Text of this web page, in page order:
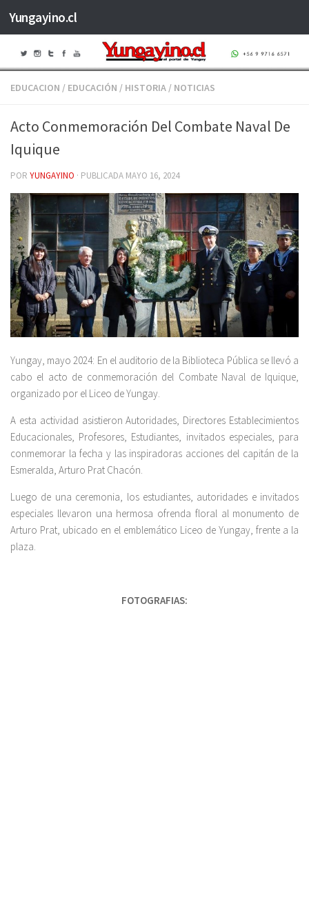
Saltar al contenido
Yungayino.cl
EDUCACION / EDUCACIÓN / HISTORIA / NOTICIAS
Acto Conmemoración Del Combate Naval De
Iquique
POR YUNGAYINO · PUBLICADA MAYO 16, 2024
Yungay, mayo 2024: En el auditorio de la Biblioteca Pública se llevó a
cabo el acto de conmemoración del Combate Naval de Iquique,
organizado por el Liceo de Yungay.
A esta actividad asistieron Autoridades, Directores Establecimientos
Educacionales, Profesores, Estudiantes, invitados especiales, para
conmemorar la fecha y las inspiradoras acciones del capitán de la
Esmeralda, Arturo Prat Chacón.
Luego de una ceremonia, los estudiantes, autoridades e invitados
especiales llevaron una hermosa ofrenda floral al monumento de
Arturo Prat, ubicado en el emblemático Liceo de Yungay, frente a la
plaza.
FOTOGRAFIAS: